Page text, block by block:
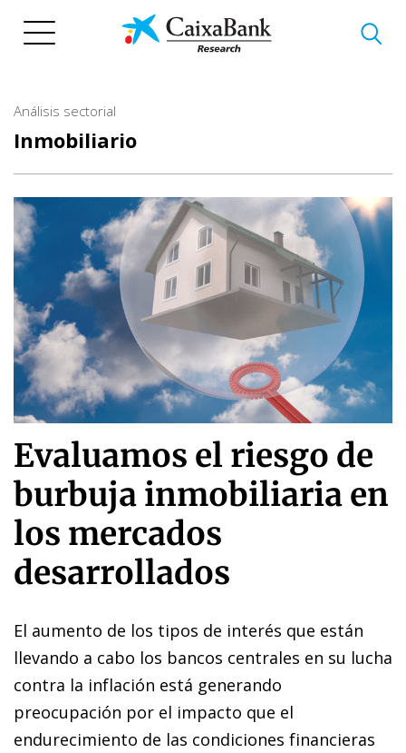
Análisis sectorial
Inmobiliario
Evaluamos el riesgo de
burbuja inmobiliaria en
los mercados
desarrollados
El aumento de los tipos de interés que están
llevando a cabo los bancos centrales en su lucha
contra la inflación está generando
preocupación por el impacto que el
endurecimiento de las condiciones financieras